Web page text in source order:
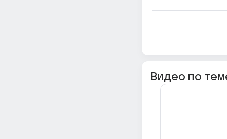
Видео по